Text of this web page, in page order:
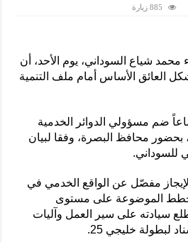
885 زيارة
شياع السوداني، يوم الأحد، أن
العائق الأساس أمام ملف التنمية
ضم مسؤولي الدوائر الخدمية
بحضور محافظ البصرة، وفقا لبيان
للسوداني.
لإيجاز مفصّل عن الواقع الخدمي في
الموضوعة على مستوى
سيادته على سير العمل وآليات
لبطولة خليجي 25.